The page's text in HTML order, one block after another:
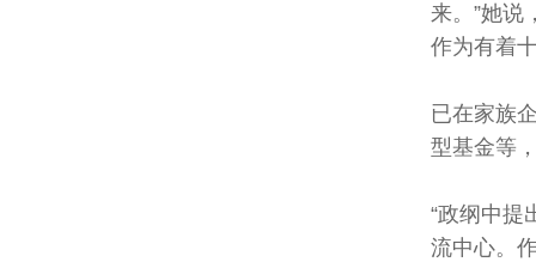
来。”她说
作为有着
已在家族
型基金等
“政纲中提
流中心。